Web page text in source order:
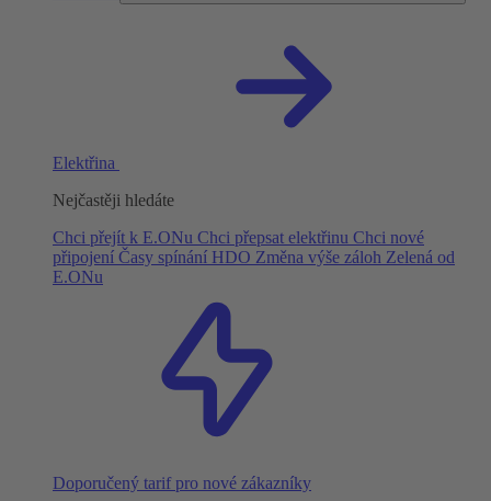
Elektřina
Nejčastěji hledáte
Chci přejít k E.ONu Chci přepsat elektřinu Chci nové
připojení Časy spínání HDO Změna výše záloh Zelená od
E.ONu
Doporučený tarif pro nové zákazníky